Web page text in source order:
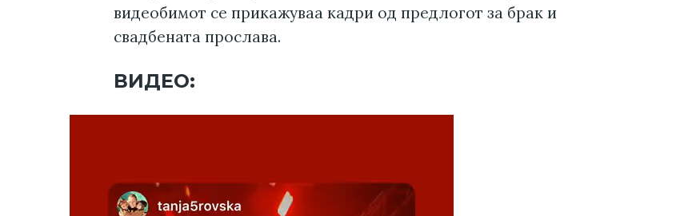
видеобимот се прикажуваа кадри од предлогот за брак и
свадбената прослава.
ВИДЕО: